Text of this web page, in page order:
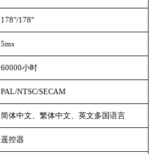
178°/178°
5ms
60000小时
PAL/NTSC/SECAM
简体中文、繁体中文、英文多国语言
遥控器